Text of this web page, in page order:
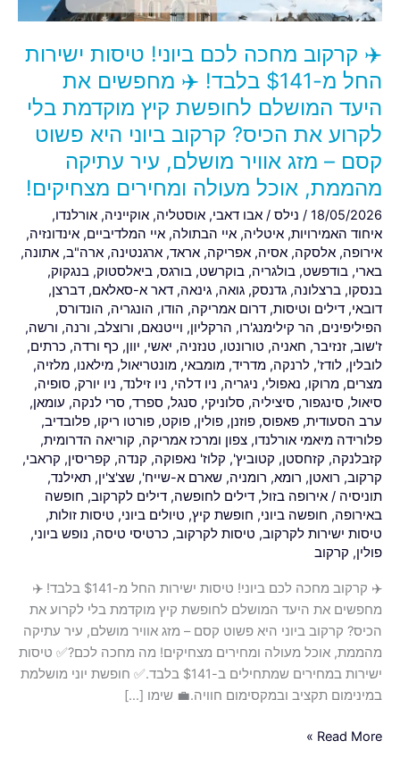
✈️ קרקוב מחכה לכם ביוני! טיסות ישירות
החל מ-$141 בלבד! ✈️ מחפשים את
היעד המושלם לחופשת קיץ מוקדמת בלי
לקרוע את הכיס? קרקוב ביוני היא פשוט
קסם – מזג אוויר מושלם, עיר עתיקה
מהממת, אוכל מעולה ומחירים מצחיקים!
18/05/2026
/נילס/אבו דאבי,אוסטליה,אוקייניה,אורלנדו,
איחוד האמירויות,איטליה,איי הבתולה,איי המלדיביים,אינדונזיה,
אירופה,אלסקה,אסיה,אפריקה,אראד,ארגנטינה,ארה"ב,אתונה,
בארי,בודפשט,בולגריה,בוקרשט,בורגס,ביאלסטוק,בנגקוק,
בנסקו,ברצלונה,גדנסק,גואה,גינאה,דאר א-סאלאם,דברצן,
דובאי,דילים וטיסות,דרום אמריקה,הודו,הונגריה,הונדורס,
הפיליפינים,הר קילימנג'רו,הרקליון,וייטנאם,ורוצלב,ורנה,ורשה,
ז'שוב,זנזיבר,חאניה,טורונטו,טנזניה,יאשי,יוון,כף ורדה,כרתים,
לובלין,לודז',לרנקה,מדריד,מומבאי,מונטריאול,מילאנו,מלזיה,
מצרים,מרוקו,נאפולי,ניגריה,ניו דלהי,ניו זילנד,ניו יורק,סופיה,
סיאול,סינגפור,סיציליה,סלוניקי,סנגל,ספרד,סרי לנקה,עומאן,
ערב הסעודית,פאפוס,פוזנן,פולין,פוקט,פורטו ריקו,פלובדיב,
פלורידה מיאמי אורלנדו,צפון ומרכז אמריקה,קוריאה הדרומית,
קזבלנקה,קזחסטן,קטוביץ',קלוז' נאפוקה,קנדה,קפריסין,קראבי,
קרקוב,רואטן,רומא,רומניה,שארם א-שייח',שצ'צ'ין,תאילנד,
תוניסיה/ אירופה בזול,דילים לחופשה,דילים לקרקוב,חופשה
באירופה,חופשה ביוני,חופשת קיץ,טיולים ביוני,טיסות זולות,
טיסות ישירות לקרקוב,טיסות לקרקוב,כרטיסי טיסה,נופש ביוני,
פולין,קרקוב
✈️ קרקוב מחכה לכם ביוני! טיסות ישירות החל מ-$141 בלבד! ✈️
מחפשים את היעד המושלם לחופשת קיץ מוקדמת בלי לקרוע את
הכיס? קרקוב ביוני היא פשוט קסם – מזג אוויר מושלם, עיר עתיקה
מהממת, אוכל מעולה ומחירים מצחיקים! מה מחכה לכם?✅ טיסות
ישירות במחירים שמתחילים ב-$141 בלבד.✅ חופשת יוני מושלמת
במינימום תקציב ובמקסימום חוויה.💼 שימו […]
מ-$141
מחפשים
היעד
המושלם
לחופשת
קיץ
בלי
לקרוע
את
הכיס?
קרקוב
ביוני
היא
קסם
מזג
אוויר
מושלם,
עיר
מהממת,
מעולה
ומחירים
מצחיקים!
Read More »